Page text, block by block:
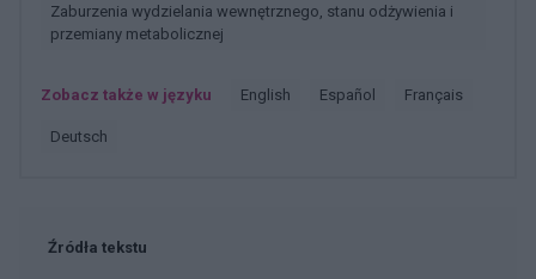
Zaburzenia wydzielania wewnętrznego, stanu odżywienia i
przemiany metabolicznej
Zobacz także w języku english español français
deutsch
Źródła tekstu